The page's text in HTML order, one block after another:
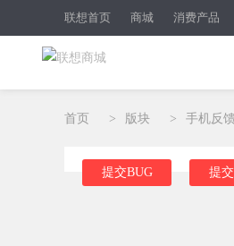
联想首页 商城 消费产品
首页 > 版块 > 手机反馈
提交BUG 提